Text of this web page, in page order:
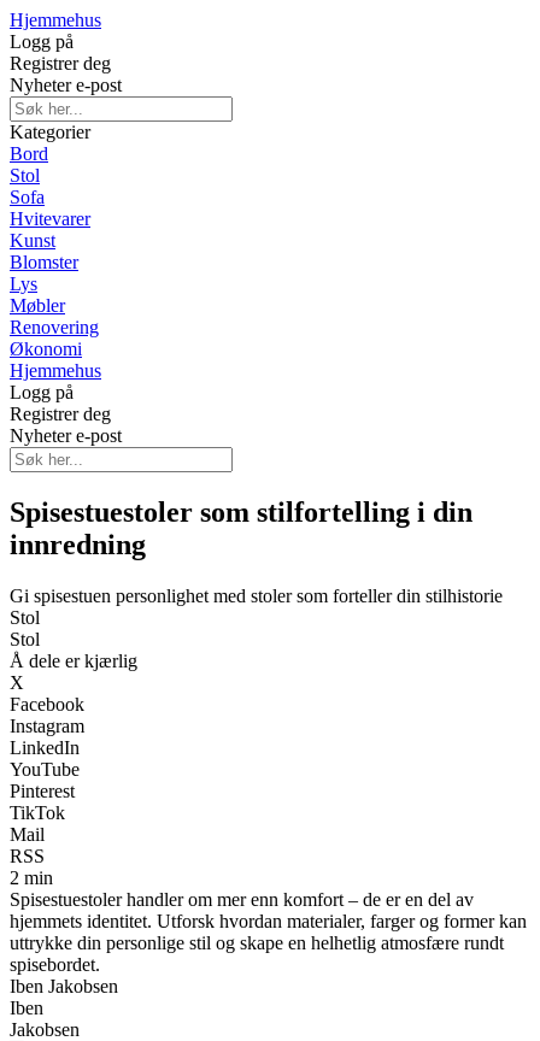
Hjemmehus
Logg på
Registrer deg
Nyheter e-post
Kategorier
Bord
Stol
Sofa
Hvitevarer
Kunst
Blomster
Lys
Møbler
Renovering
Økonomi
Hjemmehus
Logg på
Registrer deg
Nyheter e-post
Spisestuestoler som stilfortelling i din
innredning
Gi spisestuen personlighet med stoler som forteller din stilhistorie
Stol
Stol
Å dele er kjærlig
X
Facebook
Instagram
LinkedIn
YouTube
Pinterest
TikTok
Mail
RSS
2 min
Spisestuestoler handler om mer enn komfort – de er en del av
hjemmets identitet. Utforsk hvordan materialer, farger og former kan
uttrykke din personlige stil og skape en helhetlig atmosfære rundt
spisebordet.
Iben Jakobsen
Iben
Jakobsen